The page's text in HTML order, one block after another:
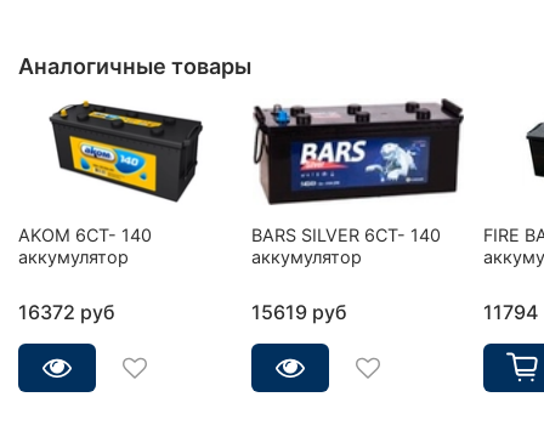
Аналогичные товары
AKOM 6CT- 140
аккумулятор
16372 руб
BARS SILVER 6СТ- 140
аккумулятор
15619 руб
FIRE